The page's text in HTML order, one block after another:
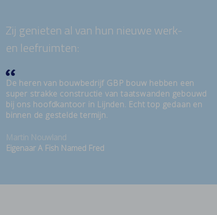
Zij genieten al van hun nieuwe werk-
en leefruimten:
De heren van bouwbedrijf GBP bouw hebben een
super strakke constructie van taatswanden gebouwd
bij ons hoofdkantoor in Lijnden. Echt top gedaan en
binnen de gestelde termijn.
Martin Nouwland
Eigenaar A Fish Named Fred